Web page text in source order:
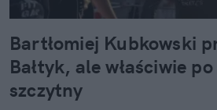
Bartłomiej Kubkowski
Bałtyk, ale właściwie
szczytny